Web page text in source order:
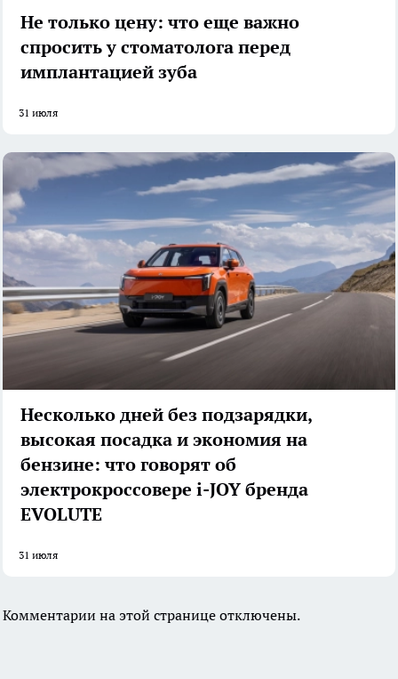
Не только цену: что еще важно
спросить у стоматолога перед
имплантацией зуба
31 июля
Несколько дней без подзарядки,
высокая посадка и экономия на
бензине: что говорят об
электрокроссовере i-JOY бренда
EVOLUTE
31 июля
Комментарии на этой странице отключены.